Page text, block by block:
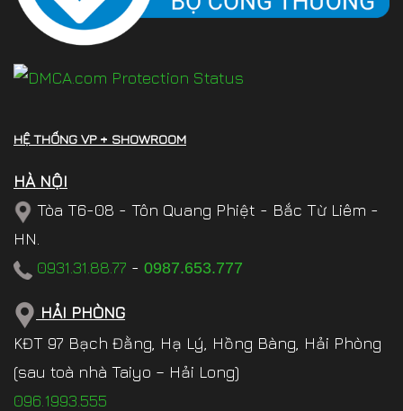
HỆ THỐNG VP + SHOWROOM
HÀ NỘI
Tòa T6-08 - Tôn Quang Phiệt - Bắc Từ Liêm -
HN.
0931.31.88.77 - 0987.653.777
HẢI PHÒNG
KĐT 97 Bạch Đằng, Hạ Lý, Hồng Bàng, Hải Phòng
(sau toà nhà Taiyo – Hải Long)
096.1993.555